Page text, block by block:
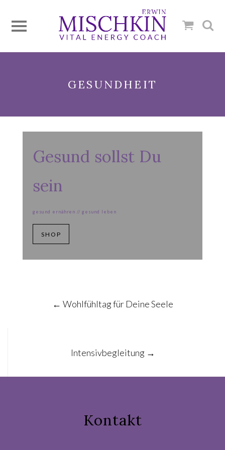
GESUNDHEIT
Gesund sollst Du
sein
gesund ernähren // gesund leben
SHOP
← Wohlfühltag für Deine Seele
Intensivbegleitung →
Kontakt